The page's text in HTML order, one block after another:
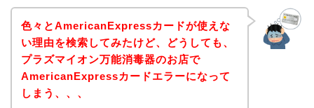
色々とAmericanExpressカードが使えな
い理由を検索してみたけど、どうしても、
プラズマイオン万能消毒器のお店で
AmericanExpressカードエラーになって
しまう、、、